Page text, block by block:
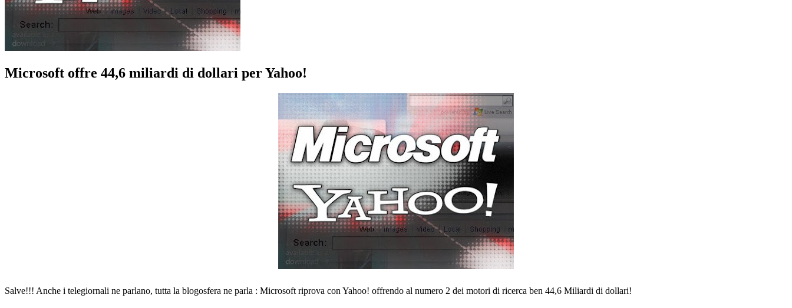
Microsoft offre 44,6 miliardi di dollari per Yahoo!
Salve!!! Anche i telegiornali ne parlano, tutta la blogosfera ne parla : Microsoft riprova con Yahoo! offrendo al numero 2 dei motori di ricerca ben 44,6 Miliardi di dollari!